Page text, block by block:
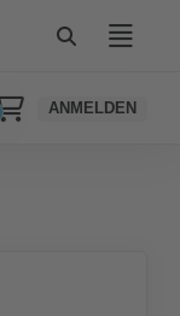
ANMELDEN